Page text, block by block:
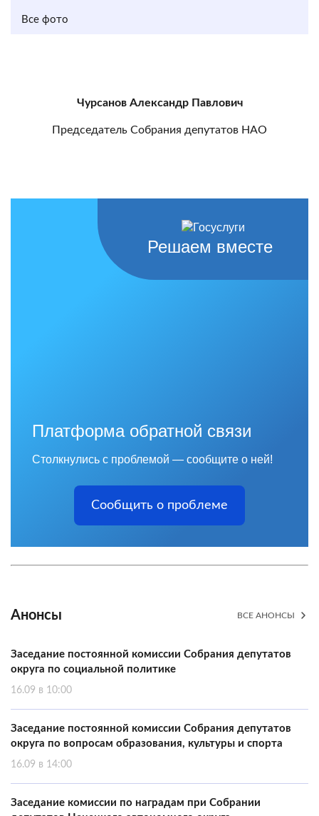
Все фото
Чурсанов Александр Павлович
Председатель Собрания депутатов НАО
Решаем вместе
Платформа обратной связи
Столкнулись с проблемой — сообщите о ней!
Сообщить о проблеме
Анонсы ВСЕ АНОНСЫ
Заседание постоянной комиссии Собрания депутатов
округа по социальной политике
16.09 в 10:00
Заседание постоянной комиссии Собрания депутатов
округа по вопросам образования, культуры и спорта
16.09 в 14:00
Заседание комиссии по наградам при Собрании